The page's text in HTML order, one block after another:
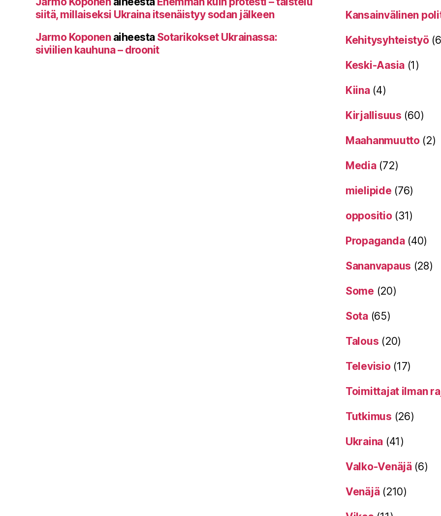
siitä, millaiseksi Ukraina itsenäistyy sodan jälkeen
Jarmo Koponenaiheesta Sotarikokset Ukrainassa:
siviilien kauhuna – droonit
Kansainvälinen
Kehitysyhteistyö
Keski-Aasia (1)
Kiina(4)
Kirjallisuus (60)
Maahanmuutto(2)
Media(72)
mielipide (76)
oppositio(31)
Propaganda(40)
Sananvapaus (28)
Some (20)
Sota(65)
Talous (20)
Televisio(17)
Toimittajat ilman
Tutkimus (26)
Ukraina (41)
Valko-Venäjä(6)
Venäjä(210)